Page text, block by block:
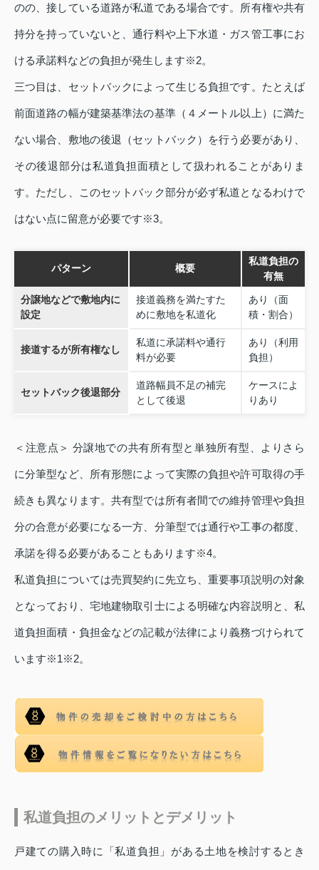
のの、接している道路が私道である場合です。所有権や共有
持分を持っていないと、通行料や上下水道・ガス管工事にお
ける承諾料などの負担が発生します※2。
三つ目は、セットバックによって生じる負担です。たとえば
前面道路の幅が建築基準法の基準（４メートル以上）に満た
ない場合、敷地の後退（セットバック）を行う必要があり、
その後退部分は私道負担面積として扱われることがありま
す。ただし、このセットバック部分が必ず私道となるわけで
はない点に留意が必要です※3。
パターン 概要
私道負担の
有無
分譲地などで敷地内に
設定
接道義務を満たすた
めに敷地を私道化
あり（面
積・割合）
接道するが所有権なし
私道に承諾料や通行
料が必要
あり（利用
負担）
セットバック後退部分
道路幅員不足の補完
として後退
ケースによ
りあり
＜注意点＞ 分譲地での共有所有型と単独所有型、よりさら
に分筆型など、所有形態によって実際の負担や許可取得の手
続きも異なります。共有型では所有者間での維持管理や負担
分の合意が必要になる一方、分筆型では通行や工事の都度、
承諾を得る必要があることもあります※4。
私道負担については売買契約に先立ち、重要事項説明の対象
となっており、宅地建物取引士による明確な内容説明と、私
道負担面積・負担金などの記載が法律により義務づけられて
います※1※2。
私道負担のメリットとデメリット
戸建ての購入時に「私道負担」がある土地を検討するとき